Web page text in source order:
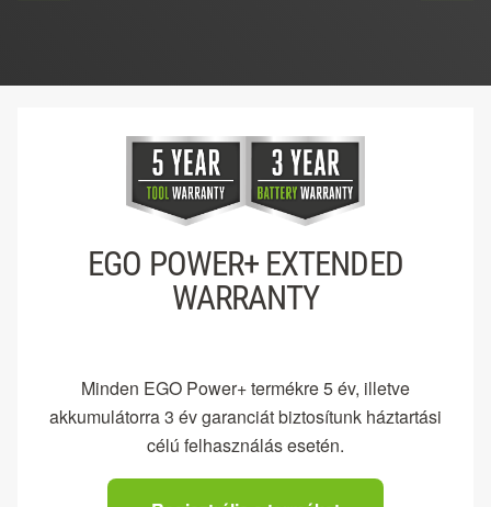
EGO POWER+ EXTENDED
WARRANTY
Minden EGO Power+ termékre 5 év, illetve
akkumulátorra 3 év garanciát biztosítunk háztartási
célú felhasználás esetén.